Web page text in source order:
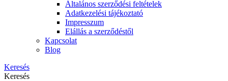
Általános szerződési feltételek
Adatkezelési tájékoztató
Impresszum
Elállás a szerződéstől
Kapcsolat
Blog
Keresés
Keresés